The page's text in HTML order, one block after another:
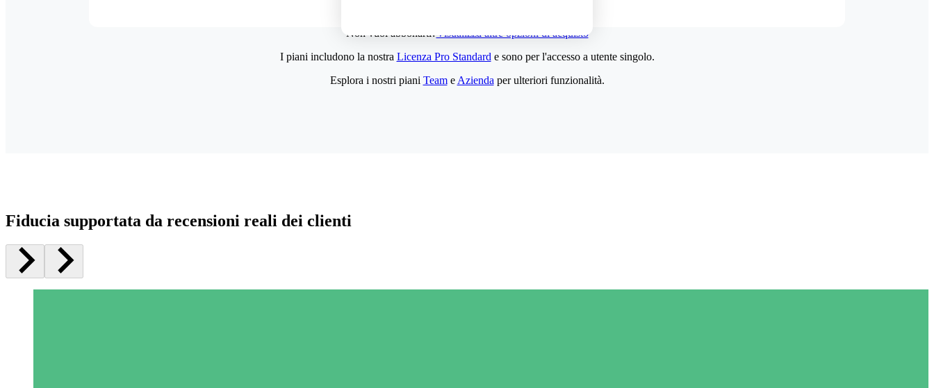
Non vuoi abbonarti?Visualizza altre opzioni di acquisto
I piani includono la nostra Licenza Pro Standard e sono per l'accesso a utente singolo.
Esplora i nostri piani Teame Azienda per ulteriori funzionalità.
Fiducia supportata da recensioni reali dei clienti